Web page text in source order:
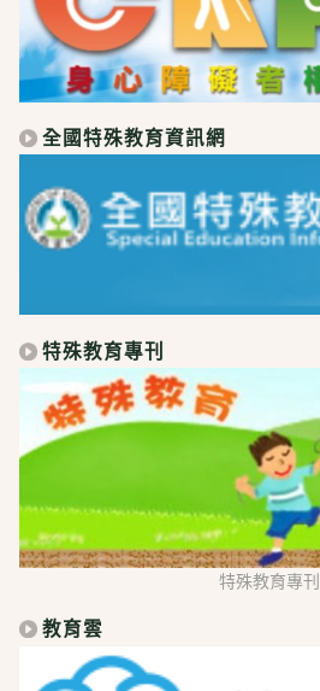
全國特殊教育資訊網
特殊教育專刊
特殊教育專刊
教育雲